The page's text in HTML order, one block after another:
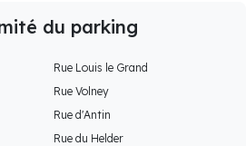
du parking
Rue Louis le Grand
Rue Volney
Rue d'Antin
Rue du Helder